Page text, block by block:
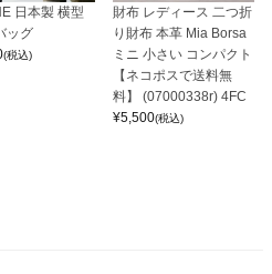
日本製 横型
ッグ
(税込)
財布 レディース 二つ折
り財布 本革 Mia Borsa
ミニ 小さい コンパクト
【ネコポスで送料無
料】 (07000338r) 4FC
¥5,500(税込)